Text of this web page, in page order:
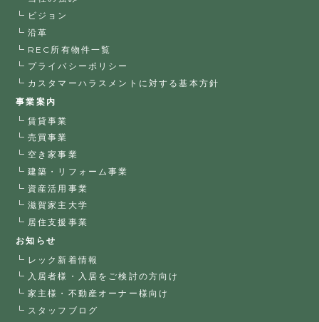
ビジョン
沿革
REC所有物件一覧
プライバシーポリシー
カスタマーハラスメントに対する基本方針
事業案内
賃貸事業
売買事業
空き家事業
建築・リフォーム事業
資産活用事業
滋賀家主大学
居住支援事業
お知らせ
レック新着情報
入居者様・入居をご検討の方向け
家主様・不動産オーナー様向け
スタッフブログ